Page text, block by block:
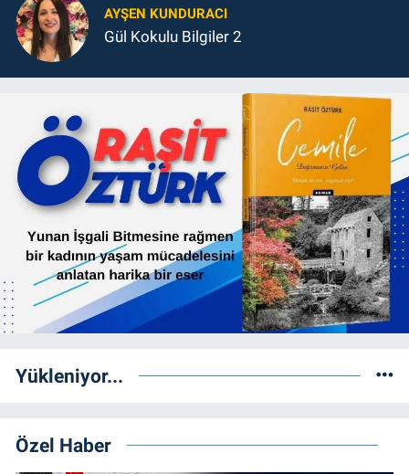
AYŞEN KUNDURACI
Gül Kokulu Bilgiler 2
Yükleniyor...
Özel Haber